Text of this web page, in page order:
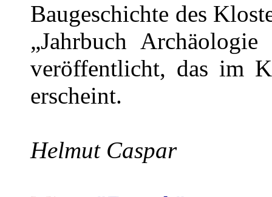
Baugeschichte des
„Jahrbuch
veröffentlicht, das im
erscheint.
Helmut Caspar